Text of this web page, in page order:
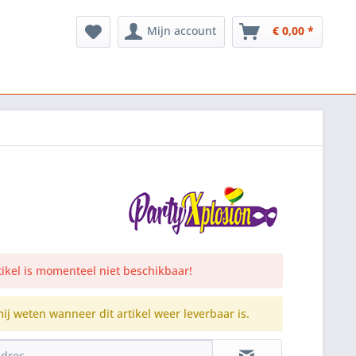
Mijn account € 0,00 *
is momenteel niet beschikbaar!
weten wanneer dit artikel weer leverbaar is.